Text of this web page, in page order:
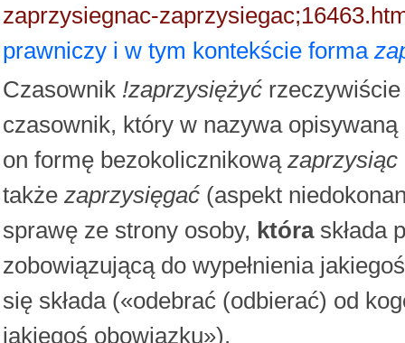
zaprzysiegnac-
prawniczy i w tym kontekście forma
Czasownik !zaprzysiężyć
czasownik, który w nazywa
on formę bezokolicznikową zaprzysiąc
także zaprzysięgać (aspekt
sprawę ze strony osoby, któraskłada
zobowiązującą do wypełnienia
się składa («odebrać (odbierać) od
jakiegoś obowiązku»).